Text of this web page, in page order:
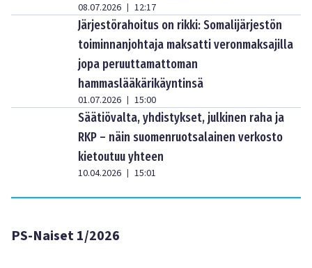
08.07.2026 | 12:17
Järjestörahoitus on rikki: Somalijärjestön
toiminnanjohtaja maksatti veronmaksajilla
jopa peruuttamattoman
hammaslääkärikäyntinsä
01.07.2026 | 15:00
Säätiövalta, yhdistykset, julkinen raha ja
RKP – näin suomenruotsalainen verkosto
kietoutuu yhteen
10.04.2026 | 15:01
PS-Naiset 1/2026